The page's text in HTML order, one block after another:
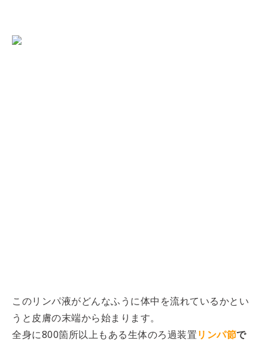
このリンパ液がどんなふうに体中を流れているかとい
うと皮膚の末端から始まります。
全身に800箇所以上もある生体のろ過装置リンパ節で